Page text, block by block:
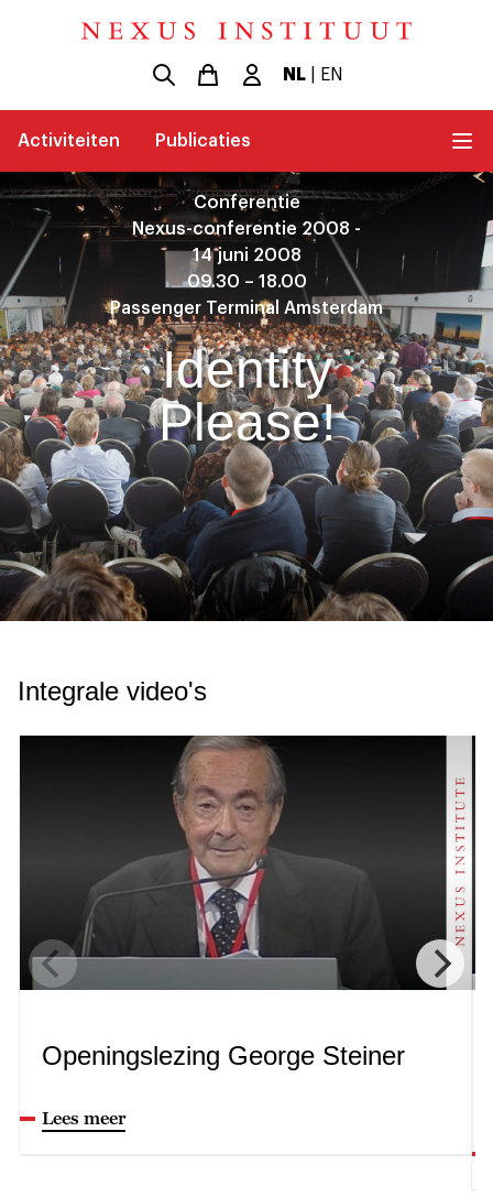
NL| EN
Activiteiten Publicaties
Conferentie
Nexus-conferentie 2008 -
14 juni 2008
09.30 – 18.00
Passenger Terminal Amsterdam
Identity
Please!
Integrale video's
Openingslezing George Steiner
Lees meer